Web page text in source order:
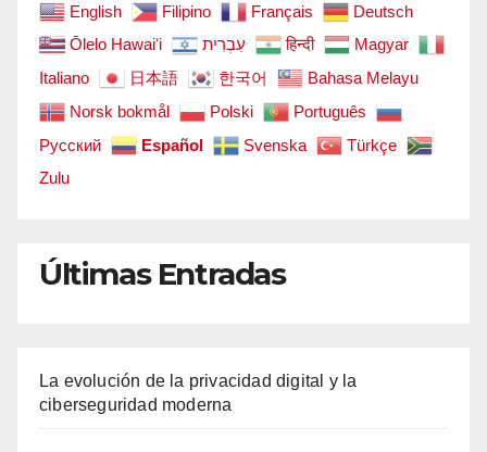
English
Filipino Français
Deutsch
Ōlelo Hawaiʻi
עִבְרִית हिन्दी
Magyar
Italiano
日本語 한국어
Bahasa Melayu
Norsk bokmål
Polski
Português
Русский
Español Svenska
Türkçe
Zulu
Últimas Entradas
La evolución de la privacidad digital y la
ciberseguridad moderna